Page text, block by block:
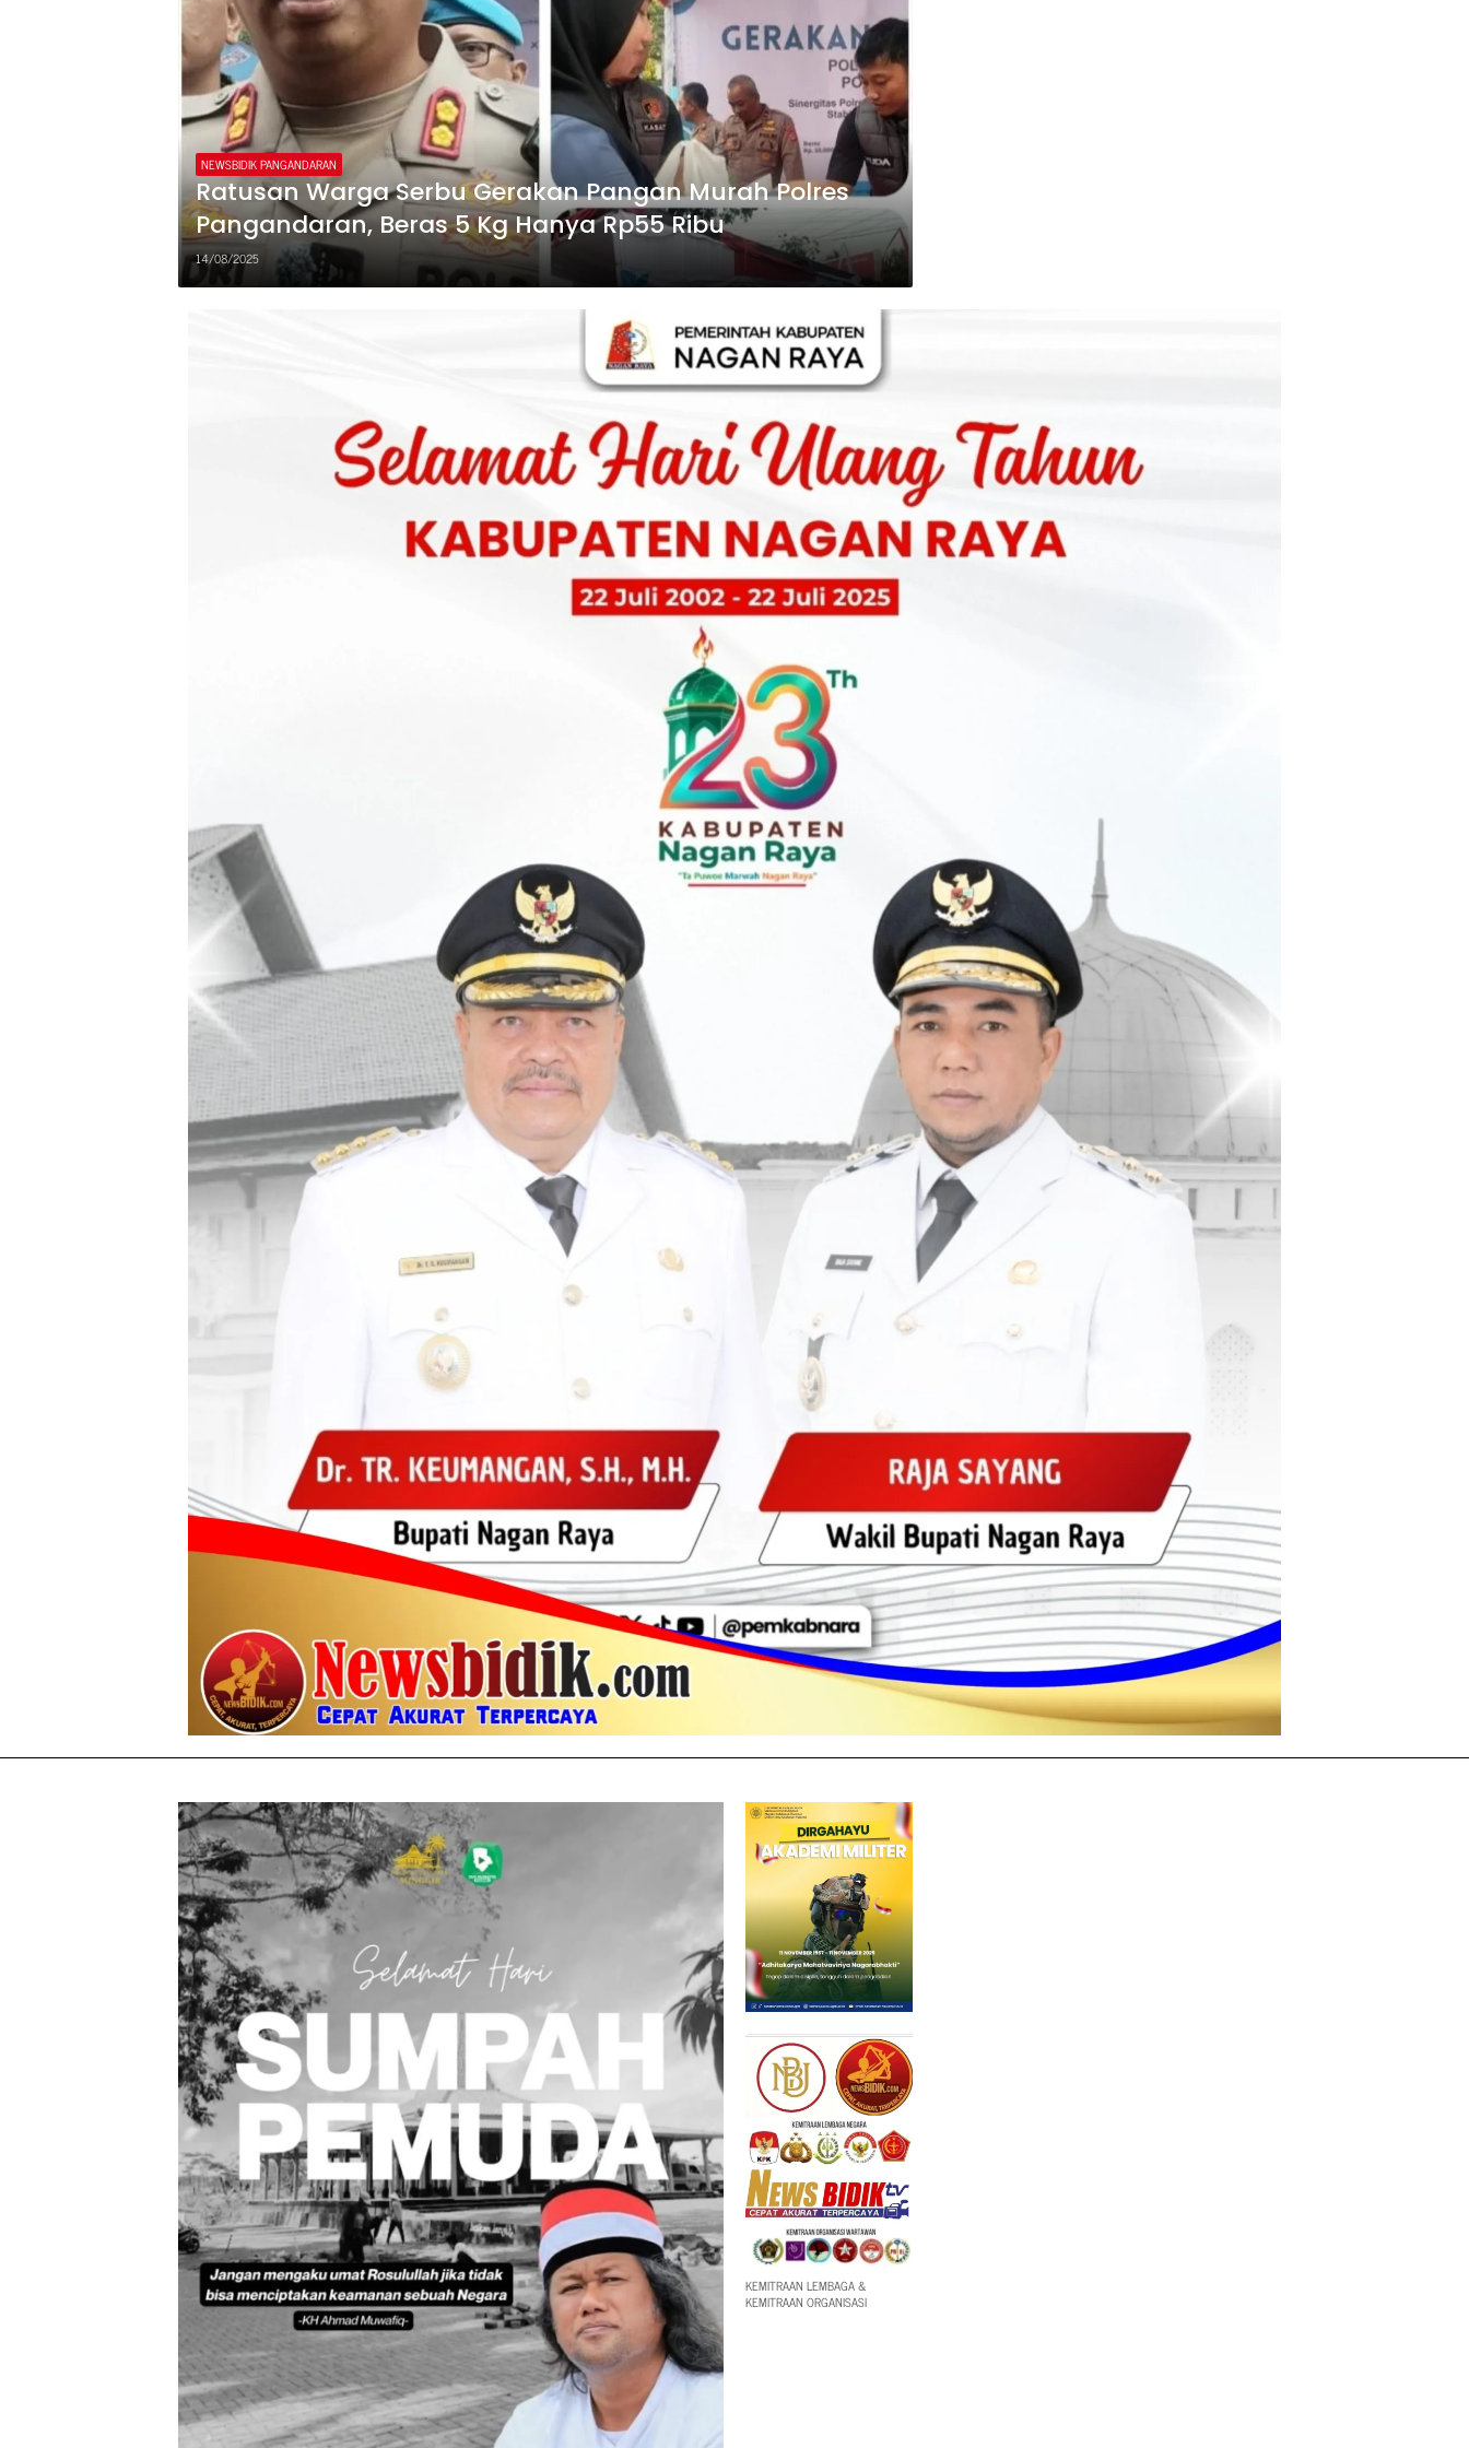
NEWSBIDIK PANGANDARAN
Ratusan Warga Serbu Gerakan Pangan Murah Polres
Pangandaran, Beras 5 Kg Hanya Rp55 Ribu
14/08/2025
KEMITRAAN LEMBAGA &
KEMITRAAN ORGANISASI